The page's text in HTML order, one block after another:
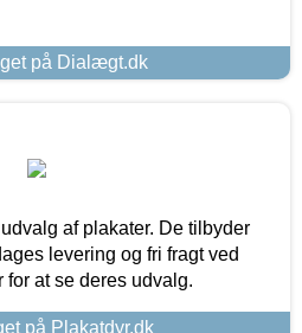
på Dialægt.dk
af plakater. De tilbyder
levering og fri fragt ved
for at se deres udvalg.
på Plakatdyr.dk